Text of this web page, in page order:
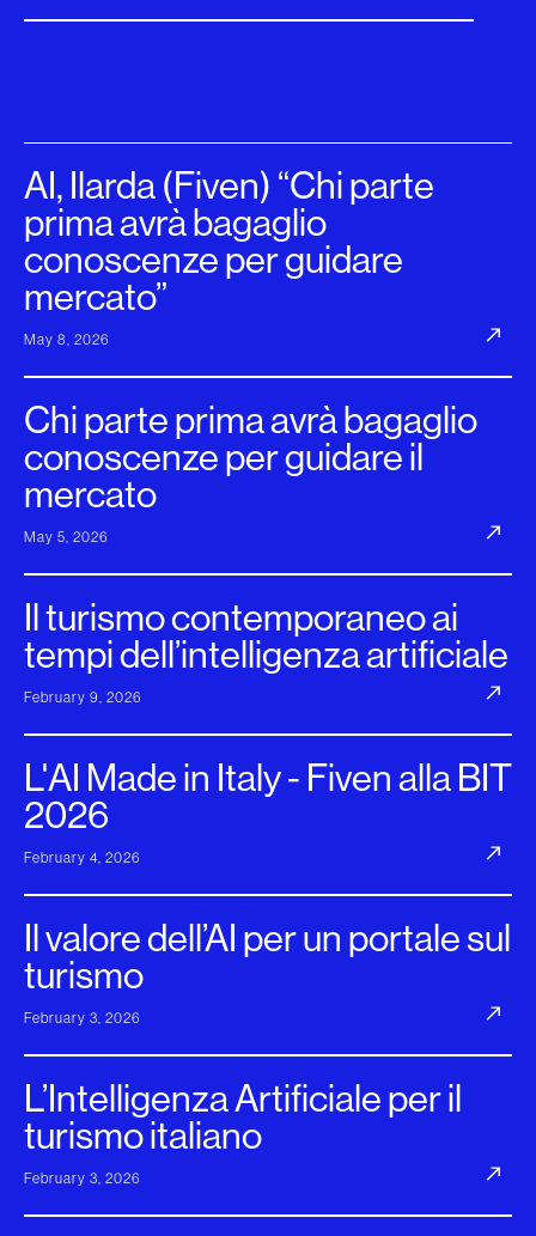
AI, Ilarda (Fiven) “Chi parte
prima avrà bagaglio
conoscenze per guidare
mercato”
May 8, 2026
Chi parte prima avrà bagaglio
conoscenze per guidare il
mercato
May 5, 2026
Il turismo contemporaneo ai
tempi dell’intelligenza artificiale
February 9, 2026
L'AI Made in Italy - Fiven alla BIT
2026
February 4, 2026
Il valore dell’AI per un portale sul
turismo
February 3, 2026
L’Intelligenza Artificiale per il
turismo italiano
February 3, 2026